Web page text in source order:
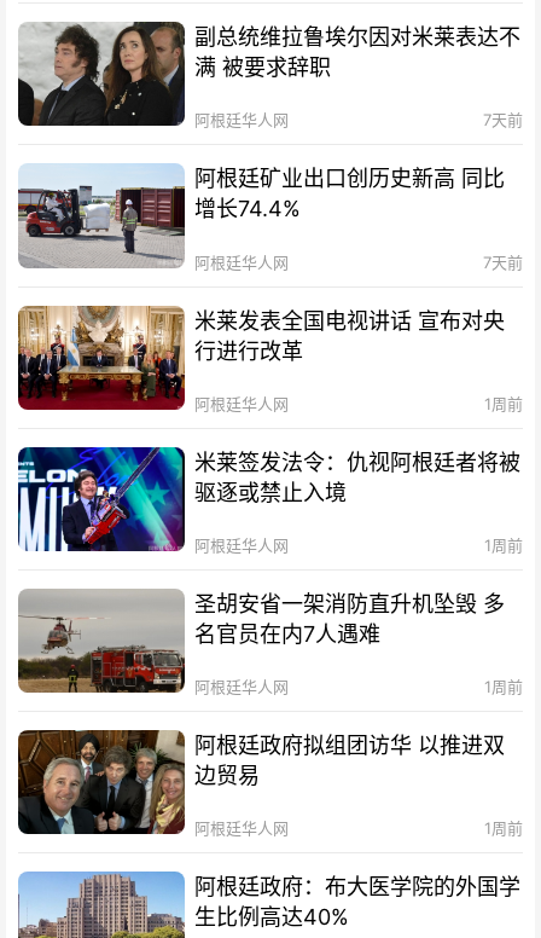
副总统维拉鲁埃尔因对米莱表达不
满 被要求辞职
阿根廷华人网 7天前
阿根廷矿业出口创历史新高 同比
增长74.4%
阿根廷华人网 7天前
米莱发表全国电视讲话 宣布对央
行进行改革
阿根廷华人网 1周前
米莱签发法令：仇视阿根廷者将被
驱逐或禁止入境
阿根廷华人网 1周前
圣胡安省一架消防直升机坠毁 多
名官员在内7人遇难
阿根廷华人网 1周前
阿根廷政府拟组团访华 以推进双
边贸易
阿根廷华人网 1周前
阿根廷政府：布大医学院的外国学
生比例高达40%